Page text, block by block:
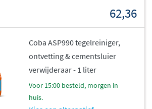
62,36
Coba ASP990 tegelreiniger,
ontvetting & cementsluier
verwijderaar - 1 liter
voor 15:00 besteld, morgen in
huis.